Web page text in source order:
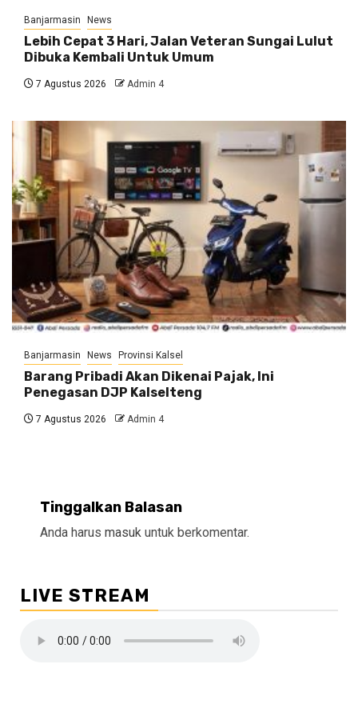
Banjarmasin News
Lebih Cepat 3 Hari, Jalan Veteran Sungai Lulut
Dibuka Kembali Untuk Umum
7 Agustus 2026 Admin 4
Banjarmasin News Provinsi Kalsel
Barang Pribadi Akan Dikenai Pajak, Ini
Penegasan DJP Kalselteng
7 Agustus 2026 Admin 4
Tinggalkan Balasan
Anda harus masuk untuk berkomentar.
LIVE STREAM